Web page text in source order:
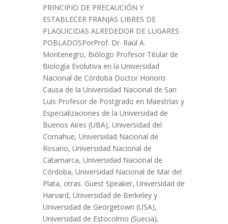
PRINCIPIO DE PRECAUCIÓN Y
ESTABLECER FRANJAS LIBRES DE
PLAGUICIDAS ALREDEDOR DE LUGARES
POBLADOSPorProf. Dr. Raúl A.
Montenegro, Biólogo Profesor Titular de
Biología Evolutiva en la Universidad
Nacional de Córdoba Doctor Honoris
Causa de la Universidad Nacional de San
Luis Profesor de Postgrado en Maestrías y
Especializaciones de la Universidad de
Buenos Aires (UBA), Universidad del
Comahue, Universidad Nacional de
Rosario, Universidad Nacional de
Catamarca, Universidad Nacional de
Córdoba, Universidad Nacional de Mar del
Plata, otras. Guest Speaker, Universidad de
Harvard, Universidad de Berkeley y
Universidad de Georgetown (USA),
Universidad de Estocolmo (Suecia),